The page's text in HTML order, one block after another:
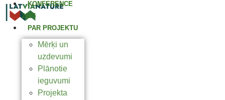
KONFERENCE
2025
PAR PROJEKTU
Mērķi un
uzdevumi
Plānotie
ieguvumi
Projekta